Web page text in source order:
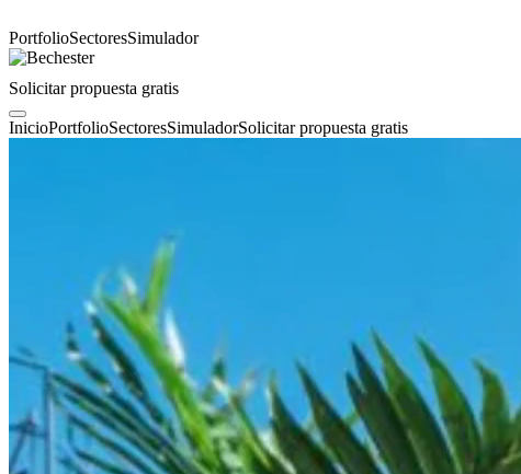
PortfolioSectoresSimulador
Solicitar propuesta gratis
InicioPortfolioSectoresSimuladorSolicitar propuesta gratis